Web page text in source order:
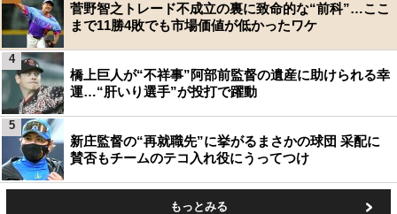
菅野智之トレード不成立の裏に致命的な“前科”…ここ
まで11勝4敗でも市場価値が低かったワケ
橋上巨人が“不祥事”阿部前監督の遺産に助けられる幸
運…“肝いり選手”が投打で躍動
4
新庄監督の“再就職先”に挙がるまさかの球団 采配に
賛否もチームのテコ入れ役にうってつけ
5
もっとみる